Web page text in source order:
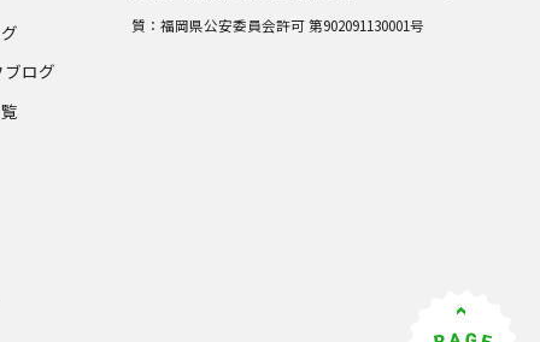
ログ
質： 福岡県公安委員会許可 第902091130001号